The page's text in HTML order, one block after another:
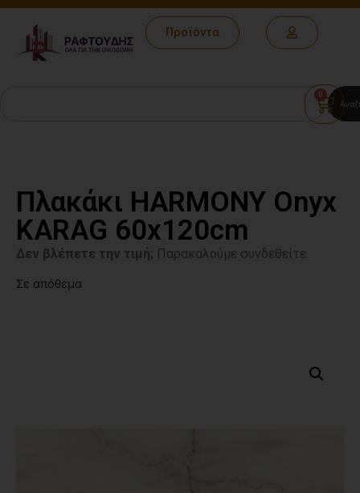
Προϊόντα
0
Πλακάκι HARMONY Onyx
KARAG 60x120cm
Δεν βλέπετε την τιμή; Παρακαλούμε συνδεθείτε.
Σε απόθεμα